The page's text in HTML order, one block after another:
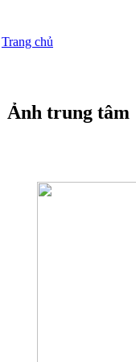
Trang chủ
Ảnh trung tâm